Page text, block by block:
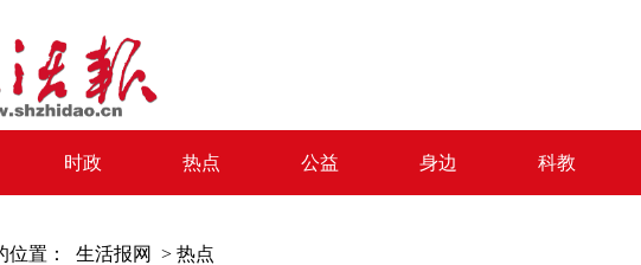
时政 热点 公益 身边 科教
置： 生活报网 > 热点